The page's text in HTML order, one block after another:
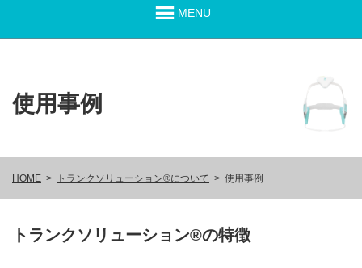
使用事例
HOME トランクソリューション®について 使用事例
トランクソリューション®の特徴